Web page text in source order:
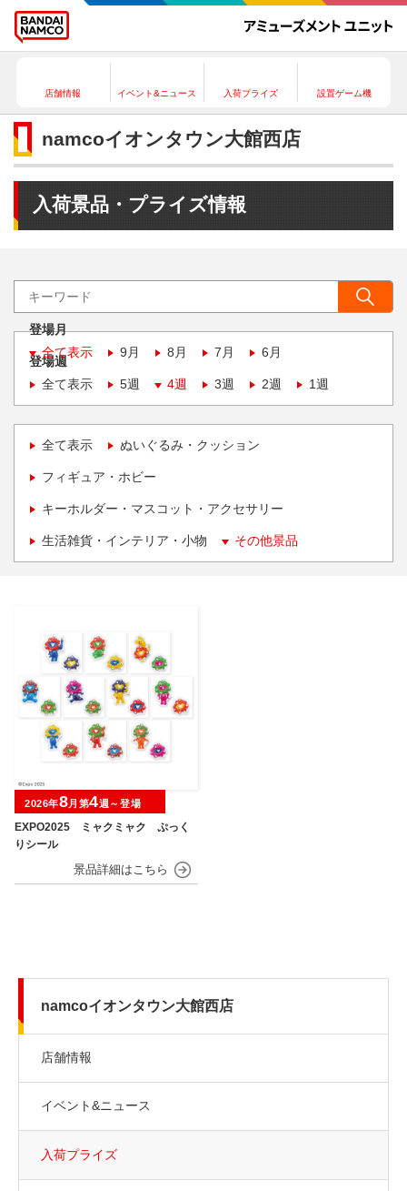
店舗情報 イベント&ニュース 入荷プライズ 設置ゲーム機
namcoイオンタウン大館西店
入荷景品・プライズ情報
登場月
全て表示
9月 8月 7月 6月
登場週
全て表示
5週 4週 3週 2週 1週
全て表示 ぬいぐるみ・クッション
フィギュア・ホビー
キーホルダー・マスコット・アクセサリー
生活雑貨・インテリア・小物 その他景品
EXPO2025 ミャクミャク ぷっく
りシール
2026年8月第4週～登場
namcoイオンタウン大館西店
店舗情報
イベント&ニュース
入荷プライズ